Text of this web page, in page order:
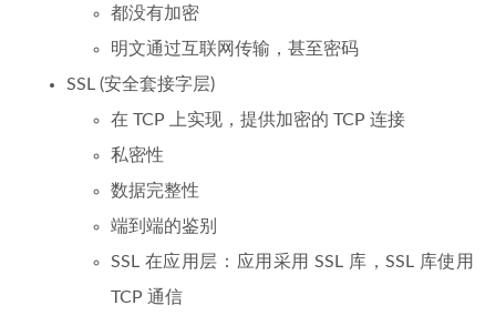
都没有加密
明文通过互联网传输，甚至密码
SSL (安全套接字层)
在 TCP 上实现，提供加密的 TCP 连接
私密性
数据完整性
端到端的鉴别
SSL 在应用层：应用采用 SSL 库，SSL 库使用
TCP 通信